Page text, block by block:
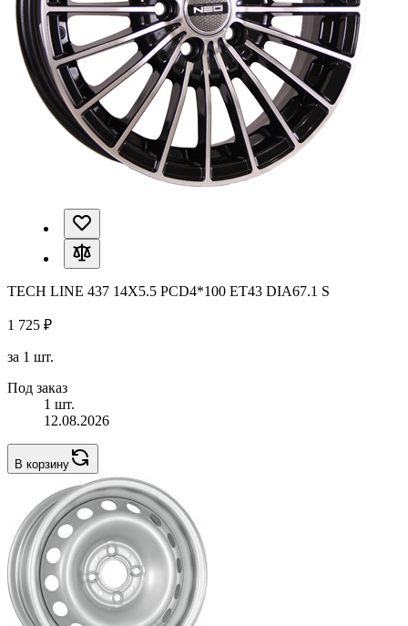
TECH LINE 437 14X5.5 PCD4*100 ET43 DIA67.1 S
1 725 ₽
за 1 шт.
Под заказ
1 шт.
12.08.2026
В корзину